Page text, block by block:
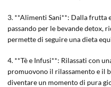
3. **Alimenti Sani**: Dalla frutta
passando per le bevande detox,
permette di seguire una dieta
4. **Tè e Infusi**: Rilassati con
promuovono il rilassamento e il
diventare un momento di pura